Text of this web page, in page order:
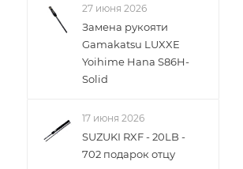
27 июня 2026
Замена рукояти
Gamakatsu LUXXE
Yoihime Hana S86H-
Solid
17 июня 2026
SUZUKI RXF - 20LB -
702 подарок отцу